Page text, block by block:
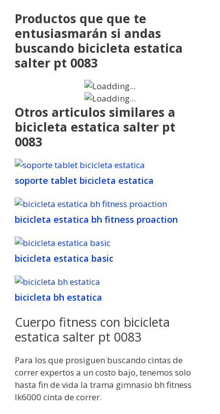
Productos que que te
entusiasmarán si andas
buscando bicicleta estatica
salter pt 0083
Otros articulos similares a
bicicleta estatica salter pt
0083
soporte tablet bicicleta estatica
bicicleta estatica bh fitness proaction
bicicleta estatica basic
bicicleta bh estatica
Cuerpo fitness con bicicleta
estatica salter pt 0083
Para los que prosiguen buscando cintas de
correr expertos a un costo bajo, tenemos solo
hasta fin de vida la trama gimnasio bh fitness
lk6000 cinta de correr.